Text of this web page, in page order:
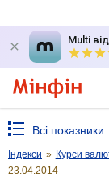
Multi
Всі показники
Індекси » Курси
23.04.2014